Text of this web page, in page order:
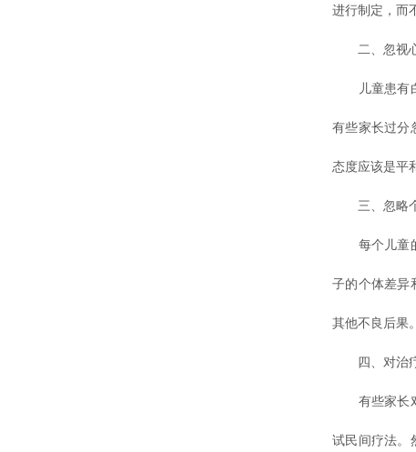
进行制定，而
二、忽视心
儿童患有白
有些家长过分
态度应该是平
三、忽略个
每个儿童的
子的个体差异
其他不良后果。
四、对治疗
有些家长对
试民间疗法。